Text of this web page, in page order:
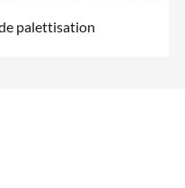
palettisation